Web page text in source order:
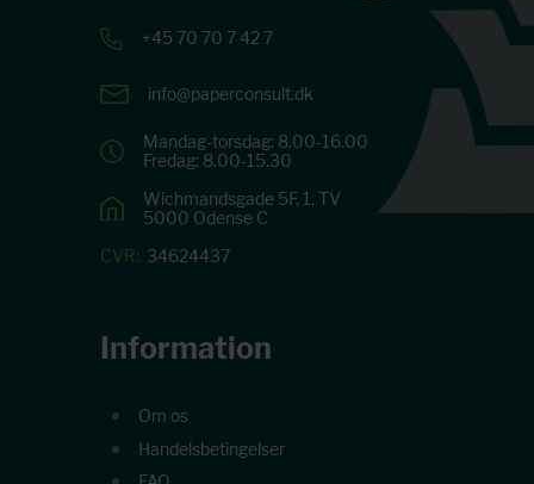
+45 70 70 7 42 7
info@paperconsult.dk
Mandag-torsdag: 8.00-16.00
Fredag: 8.00-15.30
Wichmandsgade 5F, 1. TV
5000 Odense C
CVR: 34624437
Information
Om os
Handelsbetingelser